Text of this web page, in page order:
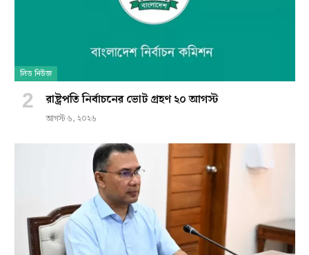
লিড নিউজ
রাষ্ট্রপতি নির্বাচনের ভোট গ্রহণ ২০ আগস্ট
আগস্ট ৬, ২০২৬